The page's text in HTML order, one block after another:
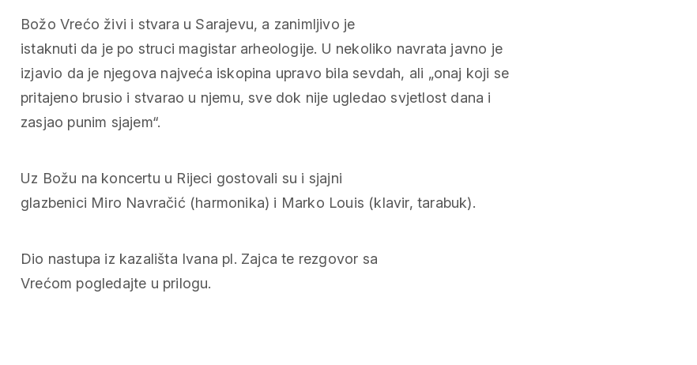
Božo Vrećo živi i stvara u Sarajevu, a zanimljivo je
istaknuti da je po struci magistar arheologije. U nekoliko navrata javno je
izjavio da je njegova najveća iskopina upravo bila sevdah, ali „onaj koji se
pritajeno brusio i stvarao u njemu, sve dok nije ugledao svjetlost dana i
zasjao punim sjajem“.
Uz Božu na koncertu u Rijeci gostovali su i sjajni
glazbenici Miro Navračić (harmonika) i Marko Louis (klavir, tarabuk).
Dio nastupa iz kazališta Ivana pl. Zajca te rezgovor sa
Vrećom pogledajte u prilogu.